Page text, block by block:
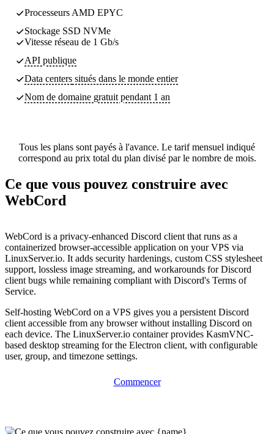
Processeurs AMD EPYC
Stockage SSD NVMe
Vitesse réseau de 1 Gb/s
API publique
Data centers situés dans le monde entier
Nom de domaine gratuit pendant 1 an
Tous les plans sont payés à l'avance. Le tarif mensuel indiqué
correspond au prix total du plan divisé par le nombre de mois.
Ce que vous pouvez construire avec
WebCord
WebCord is a privacy-enhanced Discord client that runs as a
containerized browser-accessible application on your VPS via
LinuxServer.io. It adds security hardenings, custom CSS stylesheet
support, lossless image streaming, and workarounds for Discord
client bugs while remaining compliant with Discord's Terms of
Service.
Self-hosting WebCord on a VPS gives you a persistent Discord
client accessible from any browser without installing Discord on
each device. The LinuxServer.io container provides KasmVNC-
based desktop streaming for the Electron client, with configurable
user, group, and timezone settings.
Commencer